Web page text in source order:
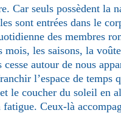
Car seuls possèdent la
sont entrées dans le
des membres
mois, les saisons, la
cesse autour de nous
l’espace de temps
le coucher du soleil en
fatigue. Ceux-là